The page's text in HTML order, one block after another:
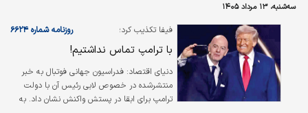
سه‌شنبه، ۱۳ مرداد ۱۴۰۵
فیفا تکذیب کرد؛ روزنامه شماره ۶۶۲۴
با ترامپ تماس نداشتیم!
دنیای اقتصاد: فدراسیون جهانی فوتبال به خبر
منتشرشده در خصوص لابی رئیس آن با دولت
ترامپ برای ابقا در پستش واکنش نشان داد. به